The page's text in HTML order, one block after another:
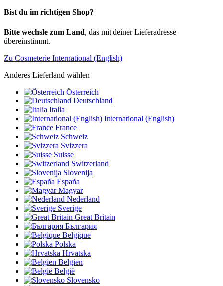
Bist du im richtigen Shop?
Bitte wechsle zum Land, das mit deiner Lieferadresse
übereinstimmt.
Zu Cosmeterie International (English)
Anderes Lieferland wählen
Österreich
Deutschland
Italia
International (English)
France
Schweiz
Svizzera
Suisse
Switzerland
Slovenija
España
Magyar
Nederland
Sverige
Great Britain
България
Belgique
Polska
Hrvatska
Belgien
België
Slovensko